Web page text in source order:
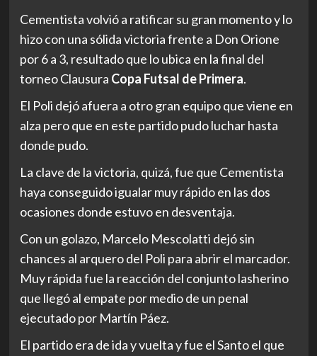
Cementista volvió a ratificar su gran momento y lo
hizo con una sólida victoria frente a Don Orione
por 6 a 3, resultado que lo ubica en la final del
torneo Clausura Copa Futsal de Primera.
El Poli dejó afuera a otro gran equipo que viene en
alza pero que en este partido pudo luchar hasta
donde pudo.
La clave de la victoria, quizá, fue que Cementista
haya conseguido igualar muy rápido en las dos
ocasiones donde estuvo en desventaja.
Con un golazo, Marcelo Mescolatti dejó sin
chances al arquero del Poli para abrir el marcador.
Muy rápida fue la reacción del conjunto lasherino
que llegó al empate por medio de un penal
ejecutado por Martín Páez.
El partido era de ida y vuelta y fue el Santo el que